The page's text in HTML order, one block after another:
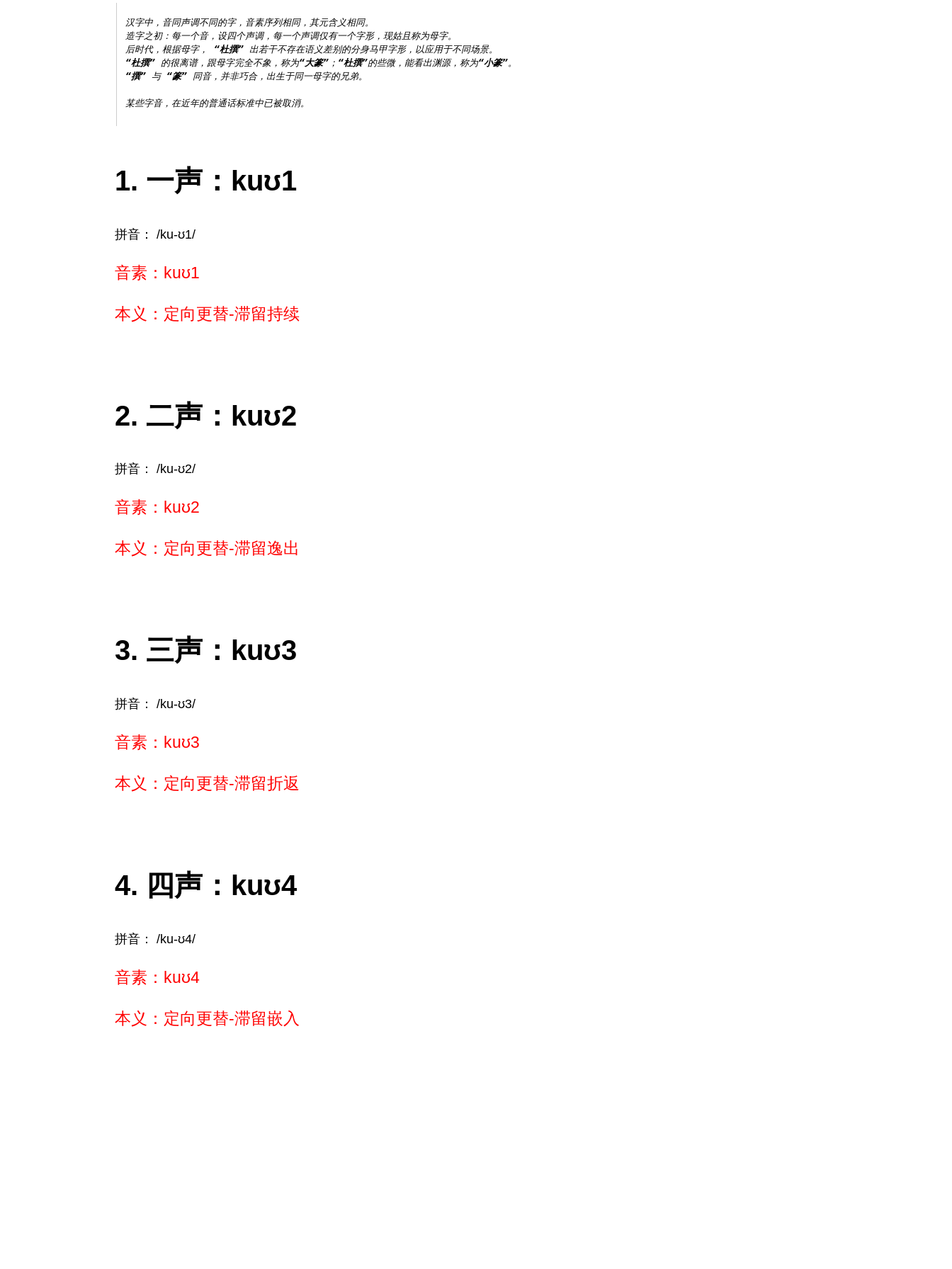
汉字中，音同声调不同的字，音素序列相同，其元含义相同。
造字之初：每一个音，设四个声调，每一个声调仅有一个字形，现姑且称为母字。
后时代，根据母字， “杜撰”
“杜撰” 的很离谱，跟母字完全不象，称为“大篆”； “杜撰”的些微，能看出渊源，称为“小篆”
“撰” 与 “篆” 同音，并非巧合，出生于同一母字的兄弟。
一声：kuʊ1
拼音： /ku-ʊ1/
音素：kuʊ1
本义：定向更替-滞留持续
二声：kuʊ2
拼音： /ku-ʊ2/
音素：kuʊ2
本义：定向更替-滞留逸出
三声：kuʊ3
拼音： /ku-ʊ3/
音素：kuʊ3
本义：定向更替-滞留折返
四声：kuʊ4
拼音： /ku-ʊ4/
音素：kuʊ4
本义：定向更替-滞留嵌入